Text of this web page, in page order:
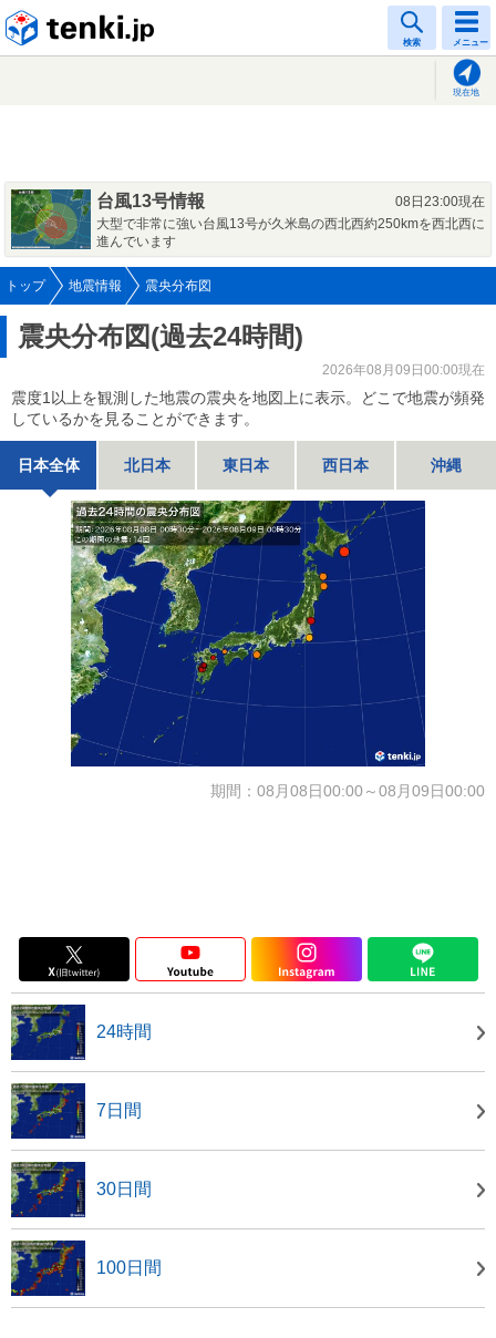
検索 メニュー
現在地
台風13号情報
08日23:00現在
大型で非常に強い台風13号が久米島の西北西約250kmを西北西に
進んでいます
トップ 地震情報 震央分布図
震央分布図(過去24時間)
2026年08月09日00:00現在
震度1以上を観測した地震の震央を地図上に表示。どこで地震が頻発
しているかを見ることができます。
日本全体 北日本 東日本 西日本 沖縄
期間：08月08日00:00～08月09日00:00
24時間
7日間
30日間
100日間